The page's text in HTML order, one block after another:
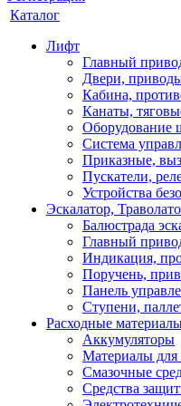
Каталог
Лифт
Главный
Двери,
Кабина,
Канаты,
Оборудование
Система
Приказные,
Пускатели,
Устройства
Эскалатор,
Балюстрада
Главный
Индикация,
Поручень,
Панель
Ступени,
Расходные
Аккумуляторы
Материалы для
Смазочные
Средства